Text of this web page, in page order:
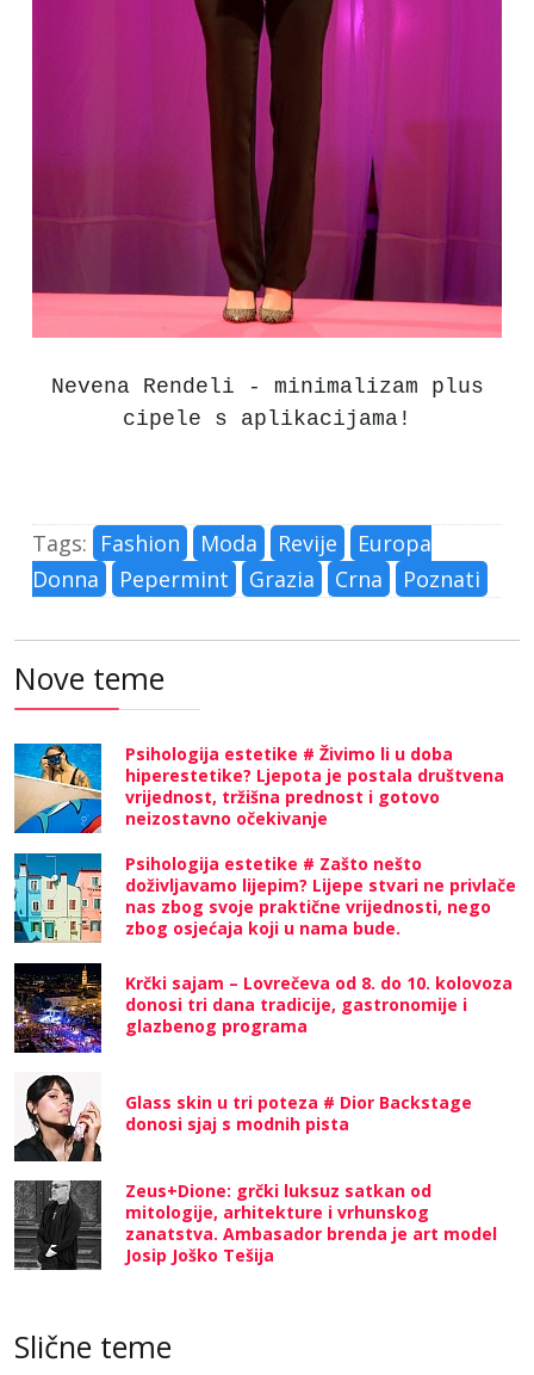
Nevena Rendeli - minimalizam plus
cipele s aplikacijama!
Tags: Fashion Moda Revije
Europa
Donna
Pepermint Grazia Crna Poznati
Nove teme
Psihologija estetike # Živimo li u doba
hiperestetike? Ljepota je postala društvena
vrijednost, tržišna prednost i gotovo
neizostavno očekivanje
Psihologija estetike # Zašto nešto
doživljavamo lijepim? Lijepe stvari ne privlače
nas zbog svoje praktične vrijednosti, nego
zbog osjećaja koji u nama bude.
Krčki sajam – Lovrečeva od 8. do 10. kolovoza
donosi tri dana tradicije, gastronomije i
glazbenog programa
Glass skin u tri poteza # Dior Backstage
donosi sjaj s modnih pista
Zeus+Dione: grčki luksuz satkan od
mitologije, arhitekture i vrhunskog
zanatstva. Ambasador brenda je art model
Josip Joško Tešija
Slične teme